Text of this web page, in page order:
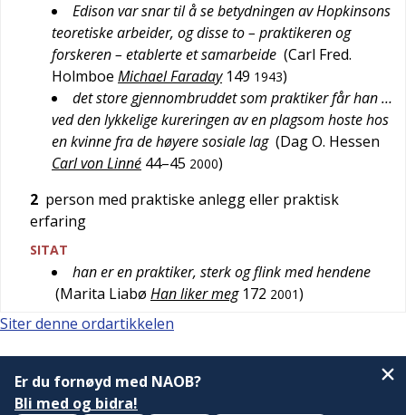
Edison var snar til å se betydningen av Hopkinsons
teoretiske arbeider, og disse to – praktikeren og
forskeren – etablerte et samarbeide (Carl Fred.
Holmboe Michael Faraday 149 1943)
det store gjennombruddet som praktiker får han …
ved den lykkelige kureringen av en plagsom hoste hos
en kvinne fra de høyere sosiale lag (Dag O. Hessen
Carl von Linné 44–45 2000)
2 person med praktiske anlegg eller praktisk
erfaring
SITAT
han er en praktiker, sterk og flink med hendene
(Marita Liabø Han liker meg 172 2001)
Siter denne ordartikkelen
Er du fornøyd med NAOB?
Bli med og bidra!